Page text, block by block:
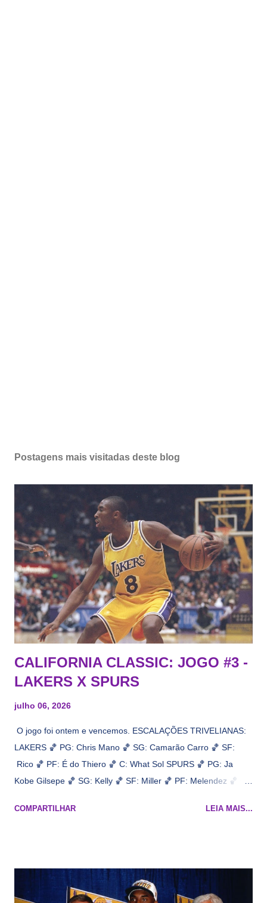
Postagens mais visitadas deste blog
CALIFORNIA CLASSIC: JOGO #3 -
LAKERS X SPURS
julho 06, 2026
O jogo foi ontem e vencemos. ESCALAÇÕES TRIVELIANAS:
LAKERS 🏀 PG: Chris Mano 🏀 SG: Camarão Carro 🏀 SF:
Rico 🏀 PF: É do Thiero 🏀 C: What Sol SPURS 🏀 PG: Ja
Kobe Gilsepe 🏀 SG: Kelly 🏀 SF: Miller 🏀 PF: Melendez 🏀 C:
Na quadra Transmissão: NBA League Pass
COMPARTILHAR LEIA MAIS...